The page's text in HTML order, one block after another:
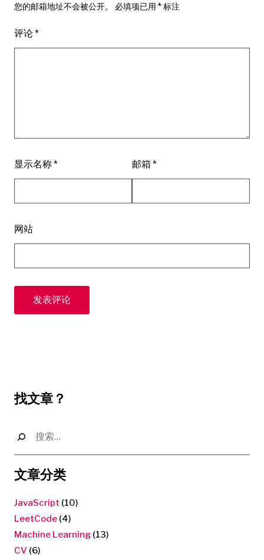
您的邮箱地址不会被公开。 必填项已用 *标注
评论*
显示名称* 邮箱 *
网站
找文章？
索：
文章分类
JavaScript (10)
LeetCode (4)
Machine Learning (13)
CV (6)